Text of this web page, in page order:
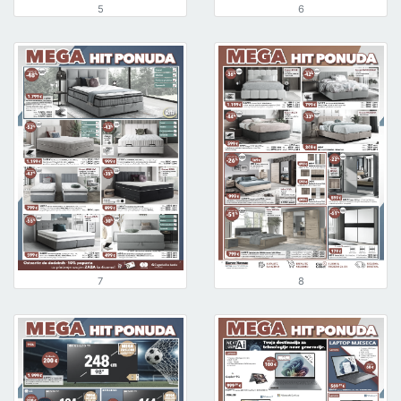
5 6
7 8